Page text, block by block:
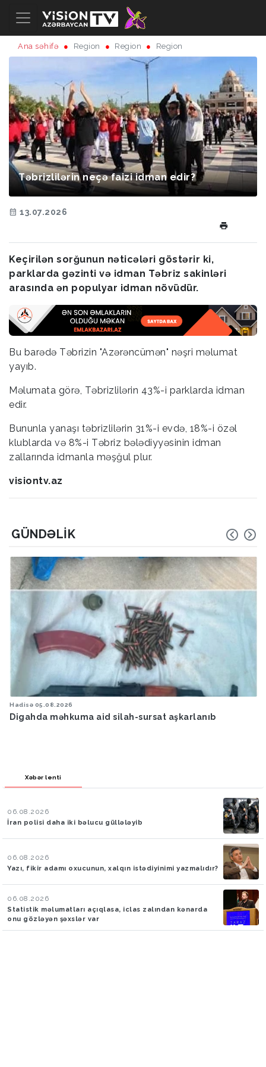
Ana səhifə Region Region Region
Təbrizlilərin neçə faizi idman edir?
13.07.2026
Keçirilən sorğunun nəticələri göstərir ki,
parklarda gəzinti və idman Təbriz sakinləri
arasında ən populyar idman növüdür.
Bu barədə Təbrizin "Azərəncümən" nəşri məlumat
yayıb.
Məlumata görə, Təbrizlilərin 43%-i parklarda idman
edir.
Bununla yanaşı təbrizlilərin 31%-i evdə, 18%-i özəl
klublarda və 8%-i Təbriz bələdiyyəsinin idman
zallarında idmanla məşğul plur.
visiontv.az
GÜNDƏLIK
Hadisə 05.08.2026
Digahda məhkuma aid silah-sursat aşkarlanıb
Xəbər lenti
06.08.2026
İran polisi daha iki bəlucu güllələyib
06.08.2026
Yazı, fikir adamı oxucunun, xalqın istədiyinimi yazmalıdır?
06.08.2026
Statistik məlumatları açıqlasa, iclas zalından kənarda
onu gözləyən şəxslər var